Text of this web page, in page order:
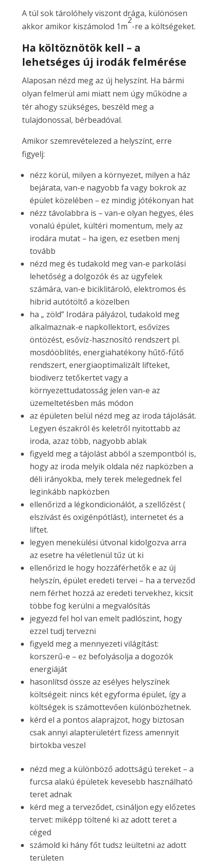
A túl sok tárolóhely viszont drága, különösen
akkor amikor kiszámolod 1m
2
-re a költségeket.
Ha költöznötök kell – a
lehetséges új irodák felmérése
Alaposan nézd meg az új helyszínt. Ha bármi
olyan felmerül ami miatt nem úgy működne a
tér ahogy szükséges, beszéld meg a
tulajdonossal, bérbeadóval.
Amikor szemrevételezed a helyszínt, erre
figyelj:
nézz körül, milyen a környezet, milyen a ház
bejárata, van-e nagyobb fa vagy bokrok az
épület közelében – ez mindig jótékonyan hat
nézz távolabbra is – van-e olyan hegyes, éles
vonalú épület, kültéri momentum, mely az
irodára mutat – ha igen, ez esetben menj
tovább
nézd meg és tudakold meg van-e parkolási
lehetőség a dolgozók és az ügyfelek
számára, van-e biciklitároló, elektromos és
hibrid autótöltő a közelben
ha „ zöld” Irodára pályázol, tudakold meg
alkalmaznak-e napkollektort, esővizes
öntözést, esővíz-hasznosító rendszert pl.
mosdóöblítés, energiahatékony hűtő-fűtő
rendszert, energiaoptimalizált lifteket,
biodiverz tetőkertet vagy a
környezettudatosság jelen van-e az
üzemeltetésben más módon
az épületen belül nézd meg az iroda tájolását.
Legyen északról és keletről nyitottabb az
iroda, azaz több, nagyobb ablak
figyeld meg a tájolást abból a szempontból is,
hogy az iroda melyik oldala néz napközben a
déli irányokba, mely terek melegednek fel
leginkább napközben
ellenőrizd a légkondicionálót, a szellőzést (
elszívást és oxigénpótlást), internetet és a
liftet.
legyen menekülési útvonal kidolgozva arra
az esetre ha véletlenül tűz üt ki
ellenőrizd le hogy hozzáférhetők e az új
helyszín, épület eredeti tervei – ha a terveződ
nem férhet hozzá az eredeti tervekhez, kicsit
többe fog kerülni a megvalósítás
jegyezd fel hol van emelt padlószint, hogy
ezzel tudj tervezni
figyeld meg a mennyezeti világítást:
korszerű-e – ez befolyásolja a dogozók
energiáját
hasonlítsd össze az esélyes helyszínek
költségeit: nincs két egyforma épület, így a
költségek is számottevően különbözhetnek.
kérd el a pontos alaprajzot, hogy biztosan
csak annyi alapterületért fizess amennyit
birtokba veszel
nézd meg a különböző adottságú tereket – a
furcsa alakú épületek kevesebb használható
teret adnak
kérd meg a terveződet, csináljon egy előzetes
tervet: miképp töltené ki az adott teret a
céged
számold ki hány főt tudsz leültetni az adott
területen